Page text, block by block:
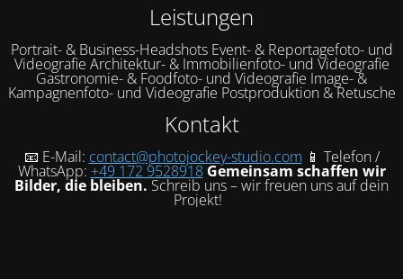
Leistungen
Portrait- & Business-Headshots Event- & Reportagefoto- und
Videografie Architektur- & Immobilienfoto- und Videografie
Gastronomie- & Foodfoto- und Videografie Image- &
Kampagnenfoto- und Videografie Postproduktion & Retusche
Kontakt
📧 E-Mail: contact@photojockey-studio.com 📱 Telefon /
WhatsApp: +49 172 9528918 Gemeinsam schaffen wir
Bilder, die bleiben. Schreib uns – wir freuen uns auf dein
Projekt!